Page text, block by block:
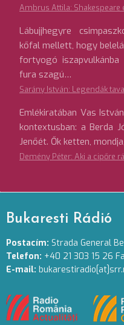
Ambrus Attila: Shakespeare
Lábujjhegyre
kőfal mellett, hogy
fortyogó
fura szagú…
Sarány István: Legendák tava
Emlékiratában Vas
kontextusban: a Berda
Jenőét. Ők ketten,
Demény Péter: Aki a cipőre
Bukaresti Rádió
Postacím: Strada General
Telefon: +40 21 303 15 26
E-mail: